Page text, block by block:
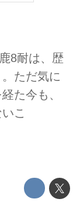
8耐は、歴
ただ気に
た今も、
こ